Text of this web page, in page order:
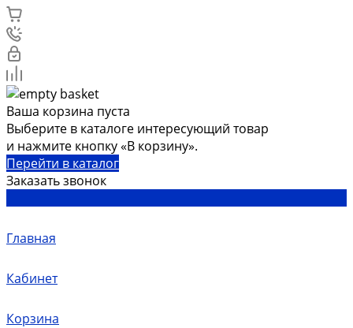
Ваша корзина пуста
Выберите в каталоге интересующий товар
и нажмите кнопку «В корзину».
Перейти в каталог
Заказать звонок
Главная
Кабинет
Корзина